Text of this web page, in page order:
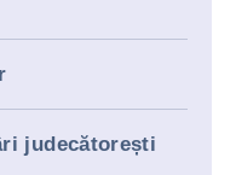
judecătorești